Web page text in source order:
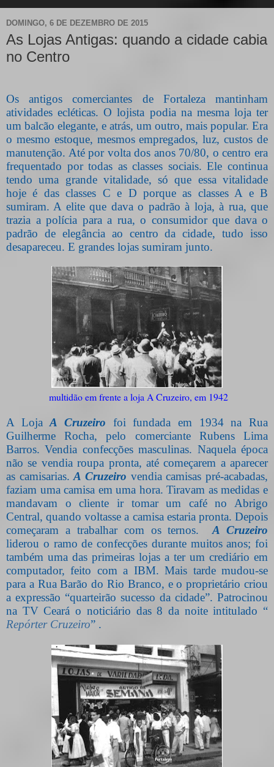
DOMINGO, 6 DE DEZEMBRO DE 2015
As Lojas Antigas: quando a cidade cabia
no Centro
Os antigos comerciantes de Fortaleza mantinham
atividades ecléticas. O lojista podia na mesma loja ter
um balcão elegante, e atrás, um outro, mais popular. Era
o mesmo estoque, mesmos empregados, luz, custos de
manutenção. Até por volta dos anos 70/80, o centro era
frequentado por todas as classes sociais. Ele continua
tendo uma grande vitalidade, só que essa vitalidade
hoje é das classes C e D porque as classes A e B
sumiram. A elite que dava o padrão à loja, à rua, que
trazia a polícia para a rua, o consumidor que dava o
padrão de elegância ao centro da cidade, tudo isso
desapareceu. E grandes lojas sumiram junto.
multidão em frente a loja A Cruzeiro, em 1942
A LojaA Cruzeiro foi fundada em 1934 na Rua
Guilherme Rocha, pelo comerciante Rubens Lima
Barros. Vendia confecções masculinas. Naquela época
não se vendia roupa pronta, até começarem a aparecer
as camisarias.A Cruzeiro vendia camisas pré-acabadas,
faziam uma camisa em uma hora. Tiravam as medidas e
mandavam o cliente ir tomar um café no Abrigo
Central, quando voltasse a camisa estaria pronta. Depois
começaram a trabalhar com os ternos.
A Cruzeiro
liderou o ramo de confecções durante muitos anos; foi
também uma das primeiras lojas a ter um crediário em
computador, feito com a IBM. Mais tarde mudou-se
para a Rua Barão do Rio Branco, e o proprietário criou
a expressão “quarteirão sucesso da cidade”. Patrocinou
na TV Ceará o noticiário das 8 da noite intitulado “
Repórter Cruzeiro” .